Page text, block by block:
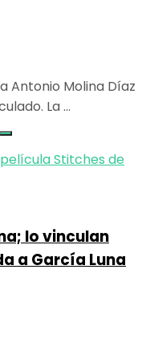
Antonio Molina Díaz
La ...
lo vinculan
a García Luna